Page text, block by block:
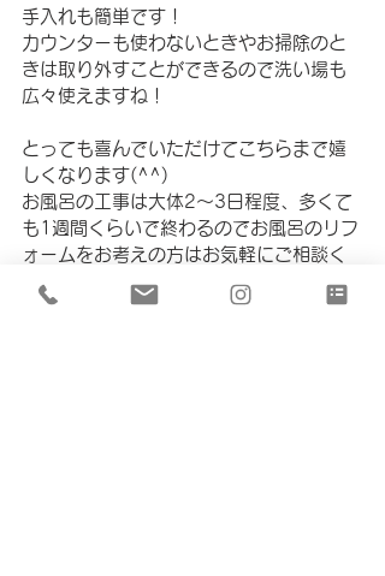
手入れも簡単です！
カウンターも使わないときやお掃除のと
きは取り外すことができるので洗い場も
広々使えますね！
とっても喜んでいただけてこちらまで嬉
しくなります(^^)
お風呂の工事は大体2～3日程度、多くて
も1週間くらいで終わるのでお風呂のリフ
ォームをお考えの方はお気軽にご相談く